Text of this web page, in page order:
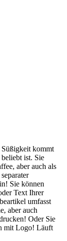
kommt
ist. Sie
aber auch als
Sie können
Text Ihrer
umfasst
aber auch
Oder Sie
mit Logo! Läuft